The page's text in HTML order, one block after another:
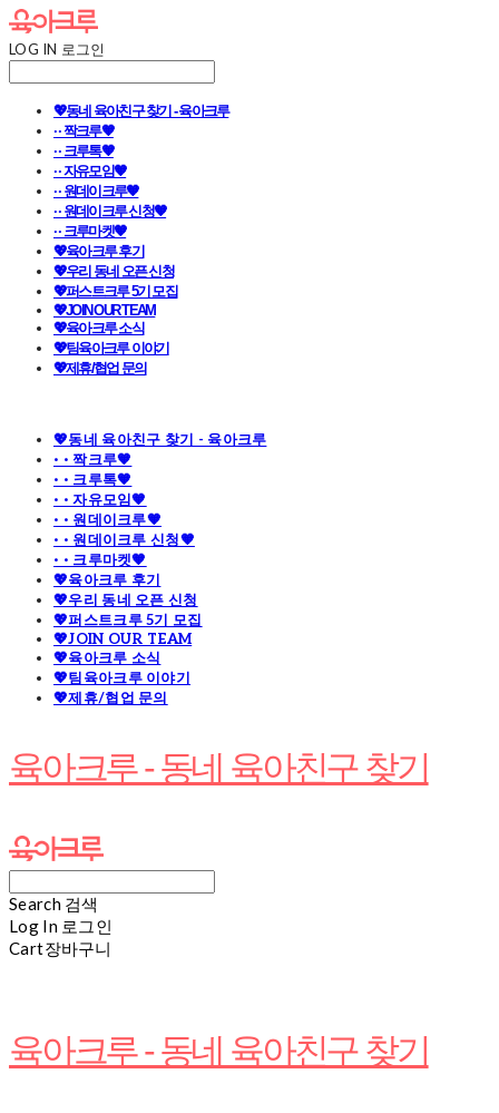
LOG IN 로그인
💖동네 육아친구 찾기 - 육아크루
· · 짝크루🧡
· · 크루톡🧡
· · 자유모임🧡
· · 원데이크루🧡
· · 원데이크루 신청🧡
· · 크루마켓🧡
💖육아크루 후기
💖우리 동네 오픈 신청
💖퍼스트크루 5기 모집
💖JOIN OUR TEAM
💖육아크루 소식
💖팀육아크루 이야기
💖제휴/협업 문의
💖동네 육아친구 찾기 - 육아크루
· · 짝크루🧡
· · 크루톡🧡
· · 자유모임🧡
· · 원데이크루🧡
· · 원데이크루 신청🧡
· · 크루마켓🧡
💖육아크루 후기
💖우리 동네 오픈 신청
💖퍼스트크루 5기 모집
💖JOIN OUR TEAM
💖육아크루 소식
💖팀육아크루 이야기
💖제휴/협업 문의
육아크루 - 동네 육아친구 찾기
Search 검색
Log In 로그인
Cart장바구니
육아크루 - 동네 육아친구 찾기